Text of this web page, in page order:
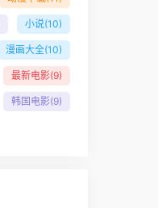
小说(10)
漫画大全(10)
最新电影(9)
韩国电影(9)